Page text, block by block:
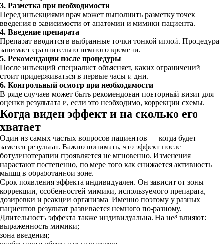
3. Разметка при необходимости
Перед инъекциями врач может выполнить разметку точек
введения в зависимости от анатомии и мимики пациента.
4. Введение препарата
Препарат вводится в выбранные точки тонкой иглой. Процедура
занимает сравнительно немного времени.
5. Рекомендации после процедуры
После инъекций специалист объясняет, каких ограничений
стоит придерживаться в первые часы и дни.
6. Контрольный осмотр при необходимости
В ряде случаев может быть рекомендован повторный визит для
оценки результата и, если это необходимо, коррекции схемы.
Когда виден эффект и на сколько его
хватает
Один из самых частых вопросов пациентов — когда будет
заметен результат. Важно понимать, что эффект после
ботулинотерапии проявляется не мгновенно. Изменения
нарастают постепенно, по мере того как снижается активность
мышц в обработанной зоне.
Срок появления эффекта индивидуален. Он зависит от зоны
коррекции, особенностей мимики, используемого препарата,
дозировки и реакции организма. Именно поэтому у разных
пациентов результат развивается немного по-разному.
Длительность эффекта также индивидуальна. На неё влияют:
выраженность мимики;
зона введения;